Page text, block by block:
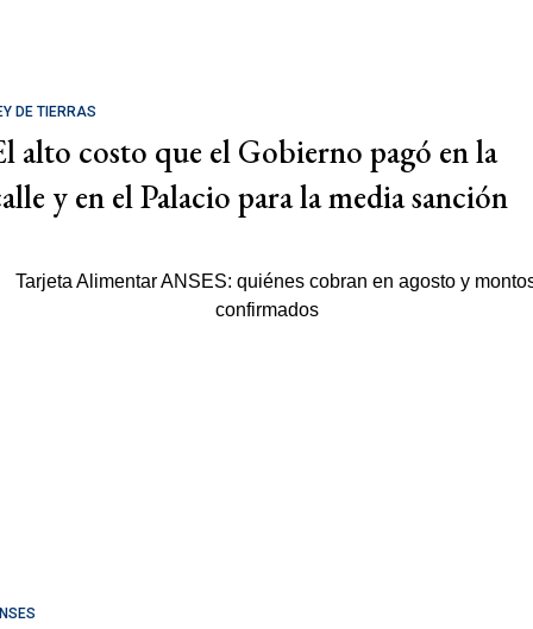
DE TIERRAS
alto costo que el Gobierno pagó en la
y en el Palacio para la media sanción